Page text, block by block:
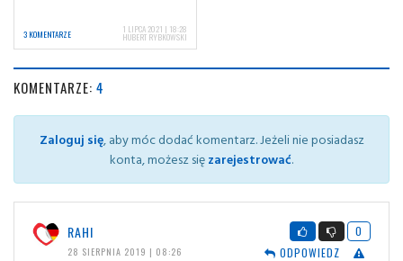
3 KOMENTARZE 1 LIPCA 2021 | 18:28
HUBERT RYBKOWSKI
KOMENTARZE: 4
Zaloguj się, aby móc dodać komentarz. Jeżeli nie posiadasz
konta, możesz sięzarejestrować.
RAHI
28 SIERPNIA 2019 | 08:26
0
ODPOWIEDZ